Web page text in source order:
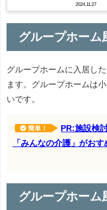
2024.11.27
グループホーム
グループホームに入居し
ます。グループホームは
いです。
簡単！
PR:施設検
「みんなの介護」がお
グループホーム